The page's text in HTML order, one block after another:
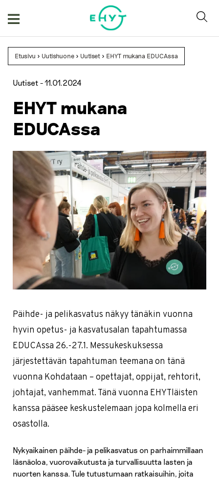
Etusivu > Uutishuone > Uutiset > EHYT mukana EDUCAssa
Uutiset -11.01.2024
EHYT mukana
EDUCAssa
Päihde- ja pelikasvatus näkyy tänäkin vuonna
hyvin opetus- ja kasvatusalan tapahtumassa
EDUCAssa 26.-27.1. Messukeskuksessa
järjestettävän tapahtuman teemana on tänä
vuonna Kohdataan – opettajat, oppijat, rehtorit,
johtajat, vanhemmat. Tänä vuonna EHYTläisten
kanssa pääsee keskustelemaan jopa kolmella eri
osastolla.
Nykyaikainen päihde- ja pelikasvatus on parhaimmillaan
läsnäoloa, vuorovaikutusta ja turvallisuutta lasten ja
nuorten kanssa. Tule tutustumaan ratkaisuihin, joita